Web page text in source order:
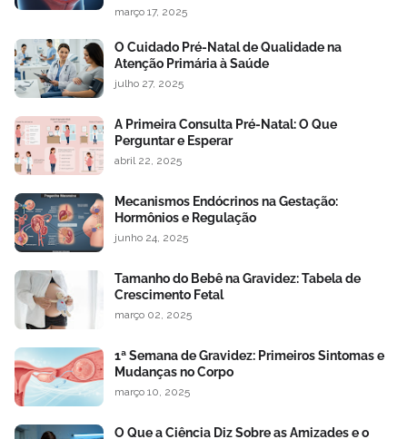
março 17, 2025
O Cuidado Pré-Natal de Qualidade na
Atenção Primária à Saúde
julho 27, 2025
A Primeira Consulta Pré-Natal: O Que
Perguntar e Esperar
abril 22, 2025
Mecanismos Endócrinos na Gestação:
Hormônios e Regulação
junho 24, 2025
Tamanho do Bebê na Gravidez: Tabela de
Crescimento Fetal
março 02, 2025
1ª Semana de Gravidez: Primeiros Sintomas e
Mudanças no Corpo
março 10, 2025
O Que a Ciência Diz Sobre as Amizades e o